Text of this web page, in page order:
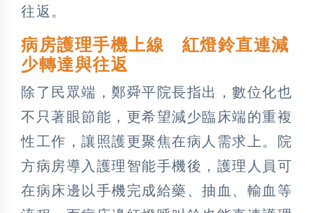
往返。
病房護理手機上線 紅燈鈴直連減
少轉達與往返
除了民眾端，鄭舜平院長指出，數位化也
不只著眼節能，更希望減少臨床端的重複
性工作，讓照護更聚焦在病人需求上。院
方病房導入護理智能手機後，護理人員可
在病床邊以手機完成給藥、抽血、輸血等